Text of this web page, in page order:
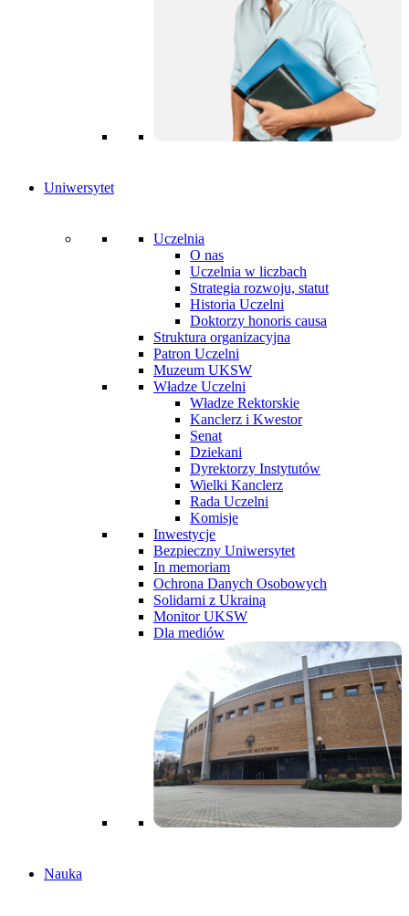
Uniwersytet
Uczelnia
O nas
Uczelnia w liczbach
Strategia rozwoju, statut
Historia Uczelni
Doktorzy honoris causa
Struktura organizacyjna
Patron Uczelni
Muzeum UKSW
Władze Uczelni
Władze Rektorskie
Kanclerz i Kwestor
Senat
Dziekani
Dyrektorzy Instytutów
Wielki Kanclerz
Rada Uczelni
Komisje
Inwestycje
Bezpieczny Uniwersytet
In memoriam
Ochrona Danych Osobowych
Solidarni z Ukrainą
Monitor UKSW
Dla mediów
Nauka